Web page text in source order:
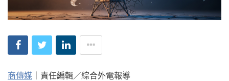
商傳媒 ｜責任編輯／綜合外電報導